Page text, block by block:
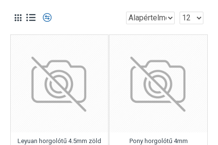
Leyuan horgolótű 4.5mm zöld
Pony horgolótű 4mm